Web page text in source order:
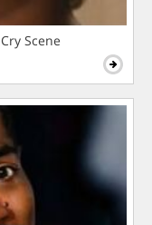
Scene